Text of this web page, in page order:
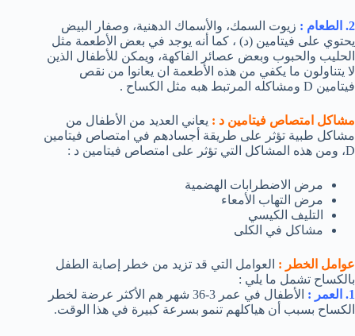
2. الطعام :
زيوت السمك، والأسماك الدهنية، وصفار البيض
يحتوي على فيتامين (د) ، كما أنه يوجد في بعض الأطعمة مثل
الحليب والحبوب وبعض عصائر الفاكهة، ويمكن للأطفال الذين
لا يتناولون ما يكفي من هذه الأطعمة ان يعانوا من نقص
فيتامين D ومشاكله المرتبط هبه مثل الكساح .
مشاكل امتصاص فيتامين د : يعاني العديد من الأطفال من
مشاكل طبية تؤثر على طريقة أجسادهم في امتصاص فيتامين
D، ومن هذه المشاكل التي تؤثر على امتصاص فيتامين د :
مرض الاضطرابات الهضمية
مرض التهاب الأمعاء
التليف الكيسي
مشاكل في الكلى
عوامل الخطر : العوامل التي قد تزيد من خطر إصابة الطفل
بالكساح تشمل ما يلي :
1. العمر :
الأطفال في عمر 3-36 شهر هم الأكثر عرضة لخطر
الكساح بسبب أن هياكلهم تنمو بسرعة كبيرة في هذا الوقت.